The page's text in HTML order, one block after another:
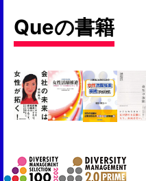
Queの書籍